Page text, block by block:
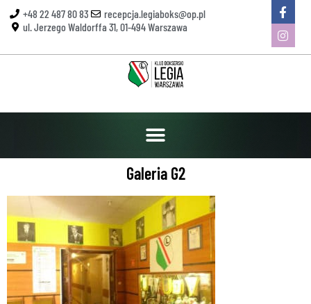
+48 22 487 80 83
recepcja.legiaboks@op.pl
ul. Jerzego Waldorffa 31, 01-494 Warszawa
Galeria G2